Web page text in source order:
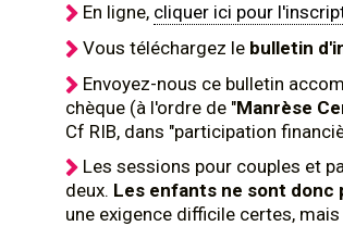
En ligne, cliquer ici pour
Vous téléchargez le bulletin
Envoyez-nous ce bulletin
chèque (à l'ordre de "Manrèse
Cf RIB, dans "participation
Les sessions pour couples et
deux. Les enfants ne sont donc
une exigence difficile certes,